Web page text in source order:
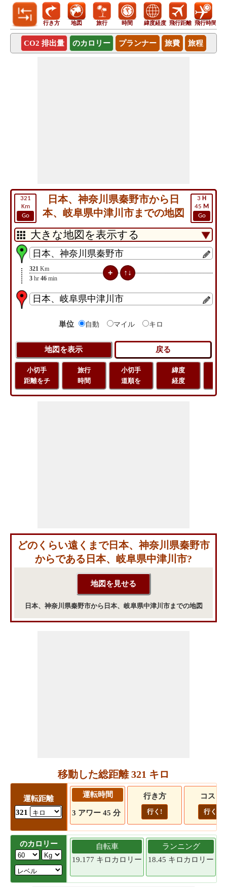
行き方 地図 旅行 時間 緯度経度 飛行距離 飛行時間
CO2 排出量 のカロリー プランナー 旅費 旅程
321
Km
Go
3 H
45 M
Go
日本、神奈川県秦野市から日
本、岐阜県中津川市までの地図
321 Km
3 hr 46 min
単位 自動 マイル キロ
小切手
距離をチ
旅行
時間
小切手
道順を
緯度
経度
どのくらい遠くまで日本、神奈川県秦野市
からである日本、岐阜県中津川市?
日本、神奈川県秦野市から日本、岐阜県中津川市までの地図
移動した総距離 321 キロ
運転距離
321
運転時間
3 アワー 45 分
行き方
行く!
コスト
行く!
のカロリー
自転車
19.177 キロカロリー
ランニング
18.45 キロカロリー